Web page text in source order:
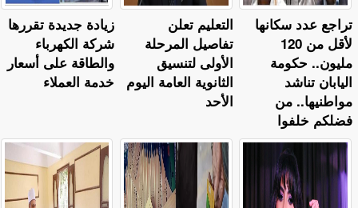
زيادة جديدة تقررها
شركة الكهرباء
والطاقة على أسعار
خدمة العملاء
التعليم تعلن
تفاصيل المرحلة
الأولى لتنسيق
الثانوية العامة اليوم
الأحد
تراجع عدد سكانها
لأقل من 120
مليون.. حكومة
اليابان تناشد
مواطنيها.. من
فضلكم خلفوا